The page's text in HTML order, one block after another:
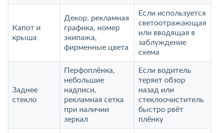
Капот и
крыша
Декор, рекламная
графика, номер
экипажа,
фирменные цвета
Если используется
светоотражающая
или вводящая в
заблуждение
схема
Заднее
стекло
Перфоплёнка,
небольшие
надписи,
рекламная сетка
при наличии
зеркал
Если водитель
теряет обзор
назад или
стеклоочиститель
быстро рвёт
плёнку